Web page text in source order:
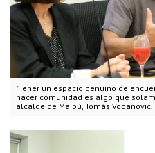
"Tener un espacio genuino de
hacer comunidad es algo que
alcalde de Maipú, Tomás Vodanovic.